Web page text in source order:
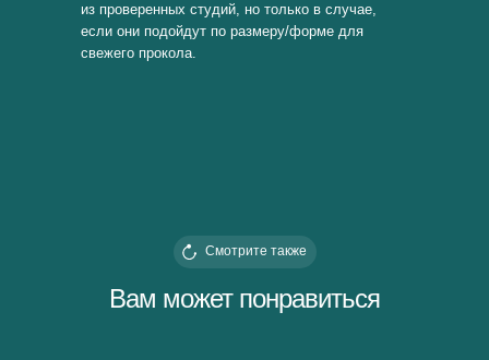
из проверенных студий, но только в случае,
если они подойдут по размеру/форме для
свежего прокола.
Вам может понравиться
Смотрите также